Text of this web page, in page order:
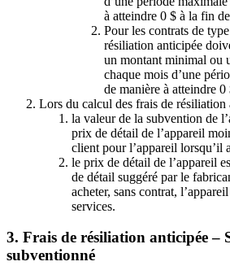
à atteindre 0 $ à la fin
Pour les contrats de
résiliation anticipée
un montant minimal ou
chaque mois d’une
de manière à atteindre
Lors du calcul des frais de résiliation
la valeur de la subvention de
prix de détail de l’appareil
client pour l’appareil lorsqu’il
le prix de détail de l’appareil
de détail suggéré par le
acheter, sans contrat,
services.
3. Frais de résiliation anticipée –
subventionné